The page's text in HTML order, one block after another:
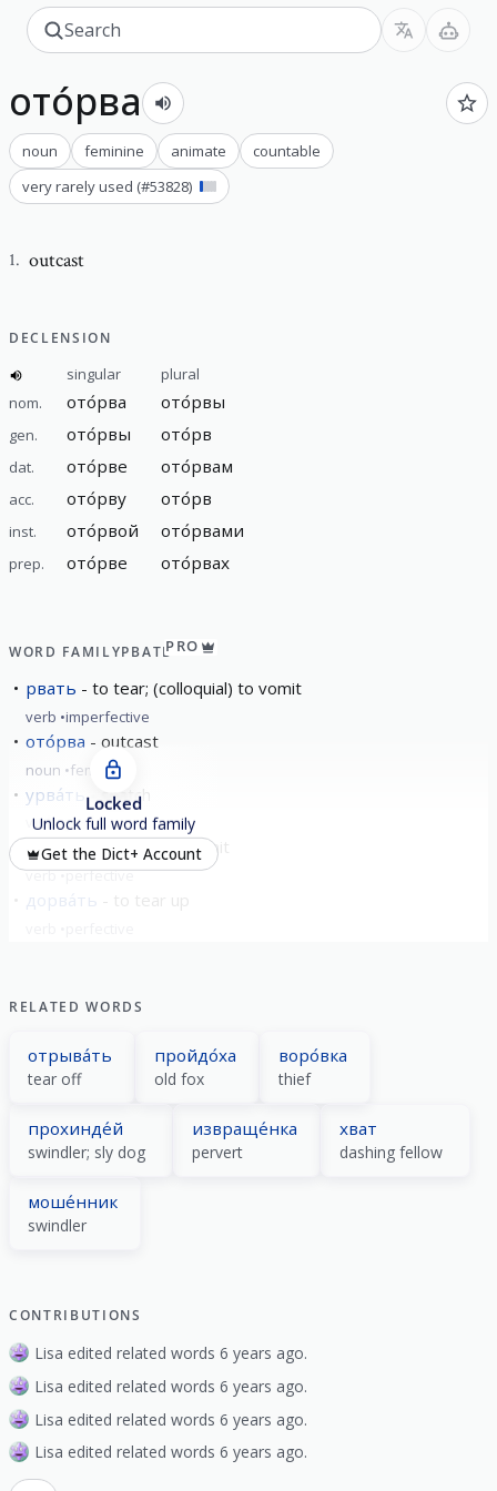
ото́рва
noun feminine animate
countable
very rarely used (#53828)
1. outcast
DECLENSION
singular
plural
nom.
ото́рва ото́рвы
gen. ото́рвы ото́рв
dat. ото́рве ото́рвам
acc. ото́рву ото́рв
inst. ото́рвой ото́рвами
prep. ото́рве ото́рвах
WORD FAMILYРВАТЬPRO
рвать to tear; (colloquial) to vomit
verb imperfective
ото́рва outcast
noun feminine
урва́ть snatch
verb perfective
вы́рвать take out; vomit
verb perfective
дорва́ть
Locked
Unlock full word family
Get the Dict+ Account
RELATED WORDS
отрыва́ть
tear off
пройдо́ха
old fox
воро́вка
thief
прохинде́й
swindler; sly dog
извраще́нка
pervert
хват
dashing fellow
моше́нник
swindler
CONTRIBUTIONS
Lisa edited related words 6 years ago.
Lisa edited related words 6 years ago.
Lisa edited related words 6 years ago.
Lisa edited related words 6 years ago.